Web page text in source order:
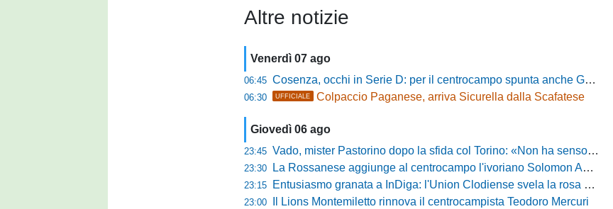
Altre notizie
Venerdì 07 ago
06:45 Cosenza, occhi in Serie D: per il centrocampo spunta anche Gerardo Di Gilio
06:30 UFFICIALE Colpaccio Paganese, arriva Sicurella dalla Scafatese
Giovedì 06 ago
23:45 Vado, mister Pastorino dopo la sfida col Torino: «Non ha senso chiudersi e fare le barricate»
23:30 La Rossanese aggiunge al centrocampo l'ivoriano Solomon Andrews Manu
23:15 Entusiasmo granata a InDiga: l'Union Clodiense svela la rosa per la nuova annata
23:00 Il Lions Montemiletto rinnova il centrocampista Teodoro Mercuri